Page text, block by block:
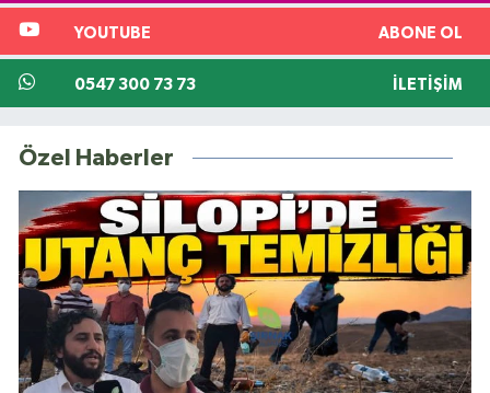
YOUTUBE ABONE OL
0547 300 73 73 İLETIŞIM
Özel Haberler